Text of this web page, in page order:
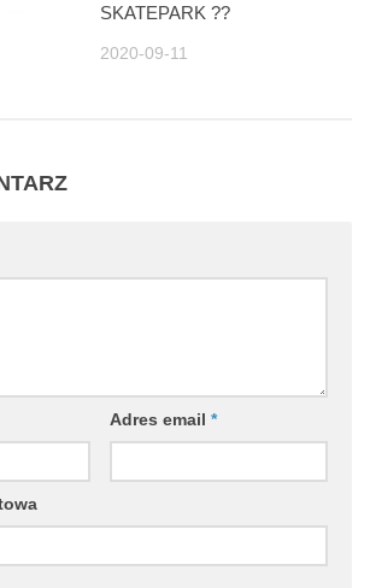
SKATEPARK ??
2020-09-11
Adres email *